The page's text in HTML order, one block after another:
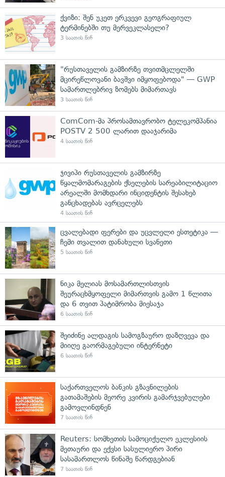
ქვიზი: შენ უკეთ ერკვევი გეოგრაფიულ
ტერმინებში თუ მერვეკლასელი?
3 საათის წინ
"რუსთაველის გამზირზე თვითმცლელში
მცირეწლოვანი ბავშვი იმყოფებოდა" — GWP
სამართლებრივ ზომებს მიმართავს
3 საათის წინ
ComCom-მა პროსამთავრობო ტელეკომპანია
POSTV 2 500 ლარით დააჯარიმა
4 საათის წინ
ჯივიპი რუსთაველის გამზირზე
წყალმომარაგების ქსელების სარეაბილიტაციო
არეალში მომხდარი ინციდენტის შესახებ
განცხადებას ავრცელებს
4 საათის წინ
ცვალებადი ფერები და უცვლელი ესთეტიკა —
ჩემი თვალით დანახული სვანეთი
5 საათის წინ
ნიკა მელიას მოსამართლისთვის
შეურაცხმყოფელი მიმართვის გამო 1 წლითა
და 6 თვით პატიმრობა მიესაჯა
6 საათის წინ
შეიძინე ალდაგის სამოგზაურო დაზღვევა და
მიიღე გაორმაგებული ინტერნეტი
6 საათის წინ
საქართველოს ბანკის გზავნილების
გათამაშების მეორე კვირის გამარჯვებულები
გამოვლინდნენ
7 საათის წინ
Reuters: სომხეთის სამოციქულო ეკლესიის
მეთაური და ექვსი სასულიერო პირი
სასამართლოს წინაშე წარდგებიან
7 საათის წინ